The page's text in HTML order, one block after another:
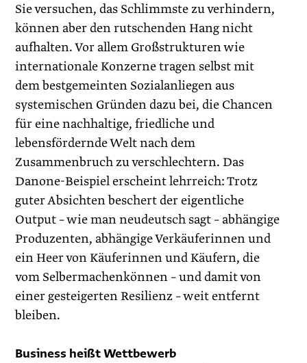
Sie versuchen, das Schlimmste zu verhindern,
können aber den rutschenden Hang nicht
aufhalten. Vor allem Großstrukturen wie
internationale Konzerne tragen selbst mit
dem bestgemeinten Sozial­anliegen aus
systemischen Gründen dazu bei, die Chancen
für eine nachhaltige, friedliche und
lebensfördernde Welt nach dem
Zusammenbruch zu verschlechtern. Das
Danone-Beispiel erscheint lehrreich: Trotz
guter Absichten beschert der eigentliche
Output – wie man neudeutsch sagt – abhängige
Produzenten, abhängige Verkäuferinnen und
ein Heer von Käuferinnen und Käufern, die
vom Selbermachenkönnen – und damit von
einer gesteigerten Resilienz – weit entfernt
bleiben.
Business heißt Wettbewerb